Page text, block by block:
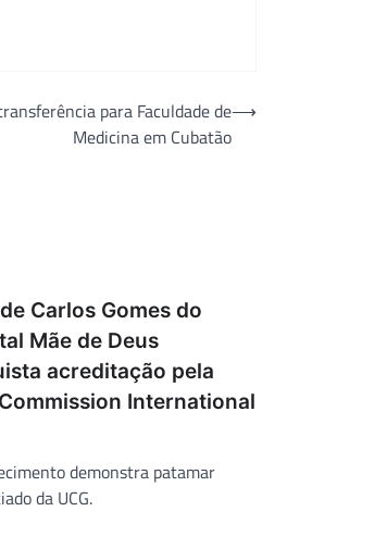
para Faculdade de
Medicina em Cubatão
⟶
Carlos Gomes do
Mãe de Deus
acreditação pela
International
demonstra patamar
da UCG.